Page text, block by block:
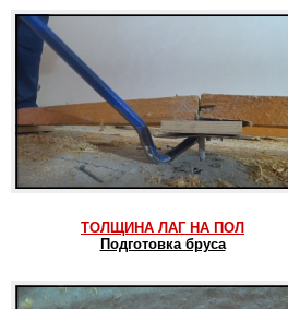
ТОЛЩИНА ЛАГ НА ПОЛ
Подготовка бруса